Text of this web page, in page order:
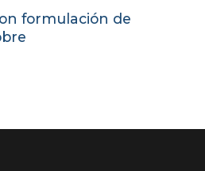
formulación de